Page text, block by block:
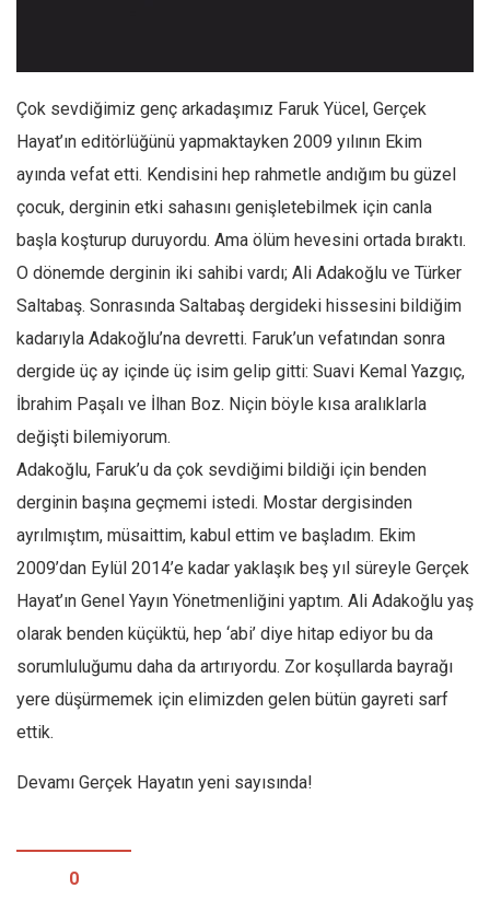
Editörden
Kemal Özer
Mahmut Toptaş
Yvonne Ridley
Barış Tarımcıoğlu
Ömer Kayani
Yusuf Armağan
Hasanali Yıldırım
Leyla Şerif Emin
Mehmet Ali Tekin
Abir E. Nahas
Amina S. Jenenkovic
Bağdagül Öz
Esra Elönü
» Yazar arşivi
Bu Sayı
Tüm Sayılar
Çok sevdiğimiz genç arkadaşımız Faruk Yücel, Gerçek
Hayat’ın editörlüğünü yapmaktayken 2009 yılının Ekim
ayında vefat etti. Kendisini hep rahmetle andığım bu güzel
çocuk, derginin etki sahasını genişletebilmek için canla
başla koşturup duruyordu. Ama ölüm hevesini ortada bıraktı.
O dönemde derginin iki sahibi vardı; Ali Adakoğlu ve Türker
Saltabaş. Sonrasında Saltabaş dergideki hissesini bildiğim
kadarıyla Adakoğlu’na devretti. Faruk’un vefatından sonra
dergide üç ay içinde üç isim gelip gitti: Suavi Kemal Yazgıç,
İbrahim Paşalı ve İlhan Boz. Niçin böyle kısa aralıklarla
değişti bilemiyorum.
Adakoğlu, Faruk’u da çok sevdiğimi bildiği için benden
derginin başına geçmemi istedi. Mostar dergisinden
ayrılmıştım, müsaittim, kabul ettim ve başladım. Ekim
2009’dan Eylül 2014’e kadar yaklaşık beş yıl süreyle Gerçek
Hayat’ın Genel Yayın Yönetmenliğini yaptım. Ali Adakoğlu yaş
olarak benden küçüktü, hep ‘abi’ diye hitap ediyor bu da
sorumluluğumu daha da artırıyordu. Zor koşullarda bayrağı
yere düşürmemek için elimizden gelen bütün gayreti sarf
ettik.
Devamı Gerçek Hayatın yeni sayısında!
0